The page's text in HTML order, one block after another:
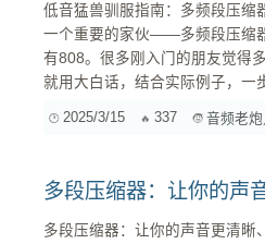
低音猛兽驯服指南：多频段压缩器处理底鼓、
一个重要的家伙——多频段压缩
有808。很多刚入门的朋友觉得
就用大白话，结合实际例子，一步
把声音信号里超过阈值的部分给
2025/3/15 337 音频老
多段压缩器：让你的声
多段压缩器：让你的声音更清晰、更具冲击力 在音频制作中，压缩器